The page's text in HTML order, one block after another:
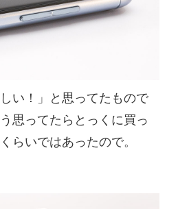
い！」と思ってたもので
思ってたらとっくに買っ
らいではあったので。